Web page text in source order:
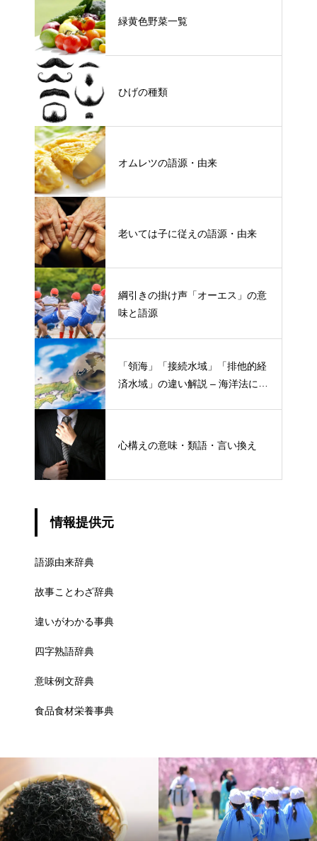
緑黄色野菜一覧
ひげの種類
オムレツの語源・由来
老いては子に従えの語源・由来
綱引きの掛け声「オーエス」の意
味と語源
「領海」「接続水域」「排他的経
済水域」の違い解説 – 海洋法にお
心構えの意味・類語・言い換え
情報提供元
語源由来辞典
故事ことわざ辞典
違いがわかる事典
四字熟語辞典
意味例文辞典
食品食材栄養事典